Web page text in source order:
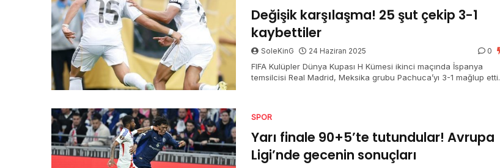
Değişik karşılaşma! 25 şut çekip 3-1
kaybettiler
SoleKinG 24 Haziran 2025 0
FIFA Kulüpler Dünya Kupası H Kümesi ikinci maçında İspanya
temsilcisi Real Madrid, Meksika grubu Pachuca’yı 3-1 mağlup etti.
SPOR
Yarı finale 90+5’te tutundular! Avrupa
Ligi’nde gecenin sonuçları